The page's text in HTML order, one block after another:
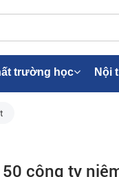
trường học Nội
công ty